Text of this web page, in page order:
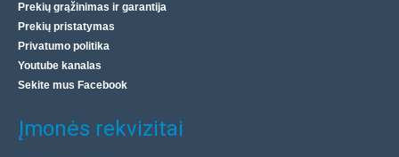
Prekių grąžinimas ir garantija
Prekių pristatymas
Privatumo politika
Youtube kanalas
Sekite mus Facebook
Įmonės rekvizitai